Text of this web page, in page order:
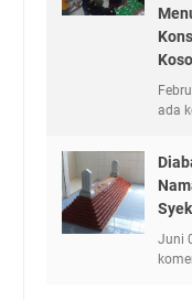
ada
Juni